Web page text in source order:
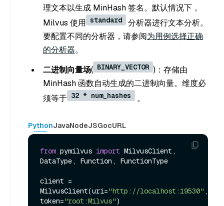
理文本以生成 MinHash 签名。默认情况下，
Milvus 使用 standard
分析器进行文本分析。
要配置不同的分析器，请参阅为用例选择正确
的分析器。
二进制向量场( BINARY_VECTOR )：存储由
MinHash 函数自动生成的二进制向量。维度必
须等于 32 * num_hashes 。
PythonJavaNodeJSGocURL
from pymilvus import MilvusClient,
DataType, Function, FunctionType
client =
MilvusClient(uri="http://localhost:19530" ,
token="root:Milvus")